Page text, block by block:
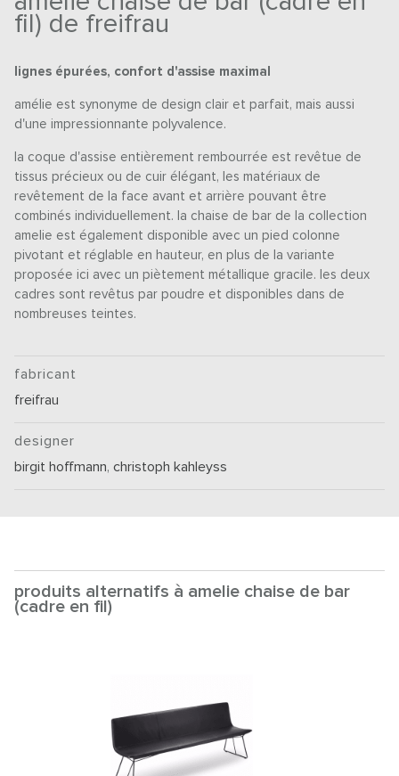
fil) de freifrau
lignes épurées, confort d'assise maximal
amélie est synonyme de design clair et parfait, mais aussi
d'une impressionnante polyvalence.
la coque d'assise entièrement rembourrée est revêtue de
tissus précieux ou de cuir élégant, les matériaux de
revêtement de la face avant et arrière pouvant être
combinés individuellement. la chaise de bar de la collection
amelie est également disponible avec un pied colonne
pivotant et réglable en hauteur, en plus de la variante
proposée ici avec un piètement métallique gracile. les deux
cadres sont revêtus par poudre et disponibles dans de
nombreuses teintes.
fabricant
freifrau
designer
birgit hoffmann,christoph kahleyss
produits alternatifs à amelie chaise de bar
(cadre en fil)